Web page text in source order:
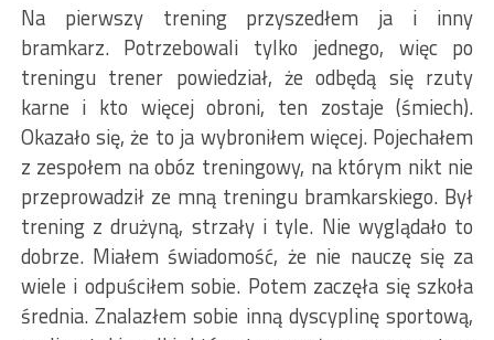
Na pierwszy trening przyszedłem ja i inny
bramkarz. Potrzebowali tylko jednego, więc po
treningu trener powiedział, że odbędą się rzuty
karne i kto więcej obroni, ten zostaje (śmiech).
Okazało się, że to ja wybroniłem więcej. Pojechałem
z zespołem na obóz treningowy, na którym nikt nie
przeprowadził ze mną treningu bramkarskiego. Był
trening z drużyną, strzały i tyle. Nie wyglądało to
dobrze. Miałem świadomość, że nie nauczę się za
wiele i odpuściłem sobie. Potem zaczęła się szkoła
średnia. Znalazłem sobie inną dyscyplinę sportową,